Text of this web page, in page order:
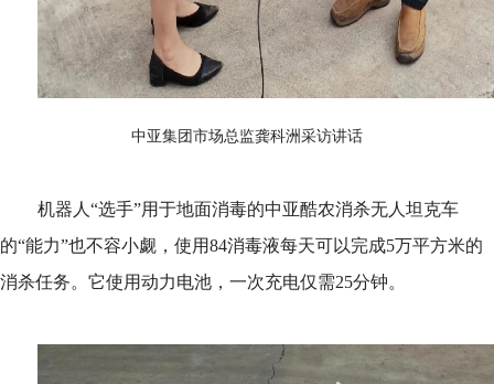
中亚集团市场总监龚科洲采访讲话
机器人“选手”用于地面消毒的中亚酷农消杀无人坦克车
的“能力”也不容小觑，使用84消毒液每天可以完成5万平方米的
消杀任务。它使用动力电池，一次充电仅需25分钟。